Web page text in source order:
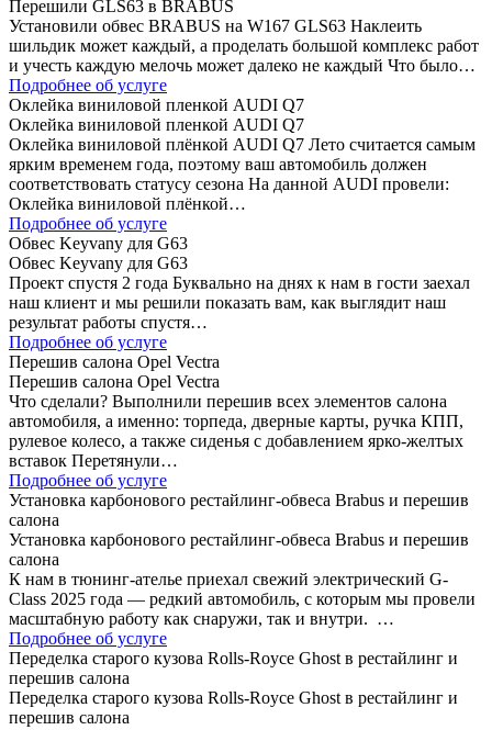
Перешили GLS63 в BRABUS
Установили обвес BRABUS на W167 GLS63 Наклеить
шильдик может каждый, а проделать большой комплекс работ
и учесть каждую мелочь может далеко не каждый Что было…
Подробнее об услуге
Оклейка виниловой пленкой AUDI Q7
Оклейка виниловой пленкой AUDI Q7
Оклейка виниловой плёнкой AUDI Q7 Лето считается самым
ярким временем года, поэтому ваш автомобиль должен
соответствовать статусу сезона На данной AUDI провели:
Оклейка виниловой плёнкой…
Подробнее об услуге
Обвес Keyvany для G63
Обвес Keyvany для G63
Проект спустя 2 года Буквально на днях к нам в гости заехал
наш клиент и мы решили показать вам, как выглядит наш
результат работы спустя…
Подробнее об услуге
Перешив салона Opel Vectra
Перешив салона Opel Vectra
Что сделали? Выполнили перешив всех элементов салона
автомобиля, а именно: торпеда, дверные карты, ручка КПП,
рулевое колесо, а также сиденья с добавлением ярко-желтых
вставок Перетянули…
Подробнее об услуге
Установка карбонового рестайлинг-обвеса Brabus и перешив
салона
Установка карбонового рестайлинг-обвеса Brabus и перешив
салона
К нам в тюнинг-ателье приехал свежий электрический G-
Class 2025 года — редкий автомобиль, с которым мы провели
масштабную работу как снаружи, так и внутри. …
Подробнее об услуге
Переделка старого кузова Rolls-Royce Ghost в рестайлинг и
перешив салона
Переделка старого кузова Rolls-Royce Ghost в рестайлинг и
перешив салона